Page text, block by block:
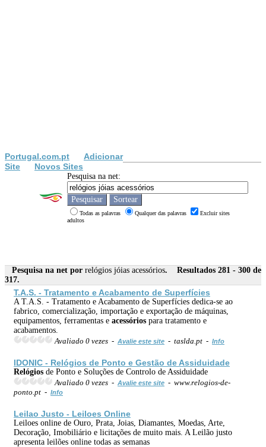
Portugal.com.pt
Adicionar
Site
Novos Sites
Pesquisa na net:
Todas as palavras Qualquer das palavras
Excluir sites
adultos
Pesquisa na net por relógios jóias acessórios. Resultados 281 - 300 de
317.
T.A.S. - Tratamento e Acabamento de Superfícies
A T.A.S. - Tratamento e Acabamento de Superfícies dedica-se ao
fabrico, comercialização, importação e exportação de máquinas,
equipamentos, ferramentas e acessórios para tratamento e
acabamentos.
Avaliado 0 vezes - Avalie este site - taslda.pt - Info
IDONIC - Relógios de Ponto e Gestão de Assiduidade
Relógios de Ponto e Soluções de Controlo de Assiduidade
Avaliado 0 vezes - Avalie este site - www.relogios-de-
ponto.pt - Info
Leilao Justo - Leiloes Online
Leiloes online de Ouro, Prata, Joias, Diamantes, Moedas, Arte,
Decoração, Imobiliário e licitações de muito mais. A Leilão justo
apresenta leilões online todas as semanas